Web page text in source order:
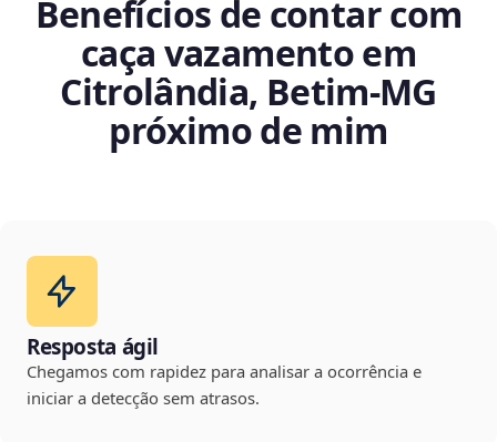
Benefícios de contar com
caça vazamento em
Citrolândia, Betim‑MG
próximo de mim
Resposta ágil
Chegamos com rapidez para analisar a ocorrência e
iniciar a detecção sem atrasos.